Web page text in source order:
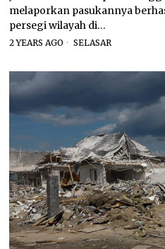
melaporkan pasukannya
persegi wilayah di…
2 YEARS AGO SELASAR